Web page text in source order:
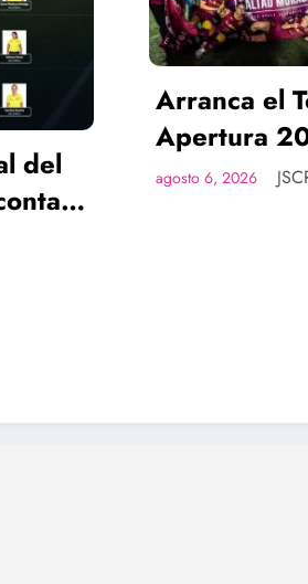
Arranca el
Apertura 2026
nuevo formato
agosto 6, 2026 JSCR